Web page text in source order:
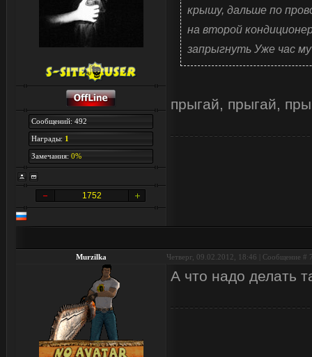
Сообщений: 492
Награды: 1
Замечания: 0%
1752
крышу, дальше по
на второй
запрыгнуть Уже час
прыгай, прыгай,
Murzilka Четверг, 09.02.2012, 18:46 | Сообщение #
А что надо делать